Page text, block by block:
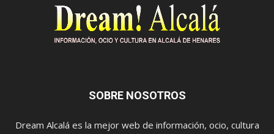
SOBRE NOSOTROS
Dream Alcalá es la mejor web de información, ocio, cultura